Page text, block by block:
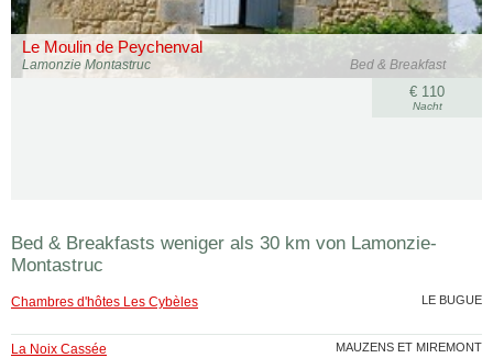
Le Moulin de Peychenval
Bed & Breakfast
Lamonzie Montastruc
€ 110
Nacht
Bed & Breakfasts weniger als 30 km von Lamonzie-
Montastruc
LE BUGUE
Chambres d'hôtes Les Cybèles
MAUZENS ET MIREMONT
La Noix Cassée